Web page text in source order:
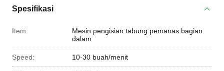
Spesifikasi
Item:
Mesin pengisian tabung pemanas bagian
dalam
Speed: 10-30 buah/menit